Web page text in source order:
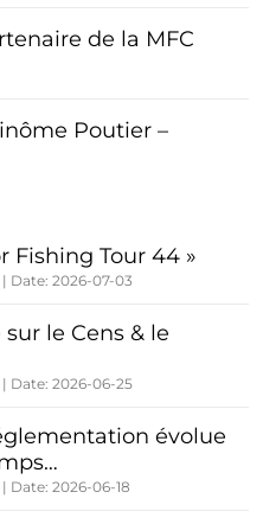
de la MFC
Poutier –
Fishing Tour 44 »
Date: 2026-07-03
le Cens & le
Date: 2026-06-25
évolue
Date: 2026-06-18